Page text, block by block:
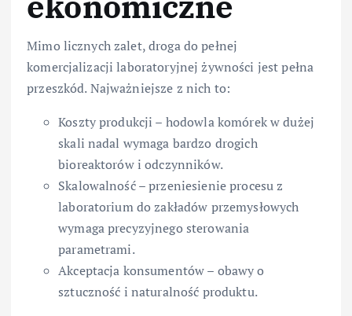
Mimo licznych zalet, droga do pełnej
komercjalizacji laboratoryjnej żywności jest pełna
przeszkód. Najważniejsze z nich to:
Koszty produkcji – hodowla komórek w dużej
skali nadal wymaga bardzo drogich
bioreaktorów i odczynników.
Skalowalność – przeniesienie procesu z
laboratorium do zakładów przemysłowych
wymaga precyzyjnego sterowania
parametrami.
Akceptacja konsumentów – obawy o
sztuczność i naturalność produktu.